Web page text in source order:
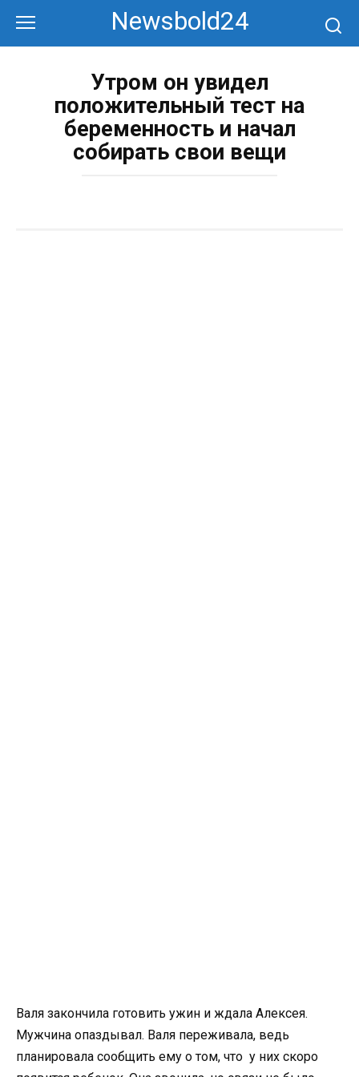
контенту
Newsbold24
Утром он увидел
положительный тест на
беременность и начал
собирать свои вещи
Валя закончила готовить ужин и ждала Алексея.
Мужчина опаздывал. Валя переживала, ведь
планировала сообщить ему о том, что у них скоро